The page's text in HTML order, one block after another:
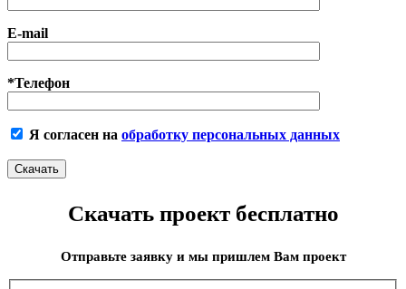
E-mail
*Телефон
Я согласен на обработку персональных данных
Скачать проект бесплатно
Отправьте заявку и мы пришлем Вам проект